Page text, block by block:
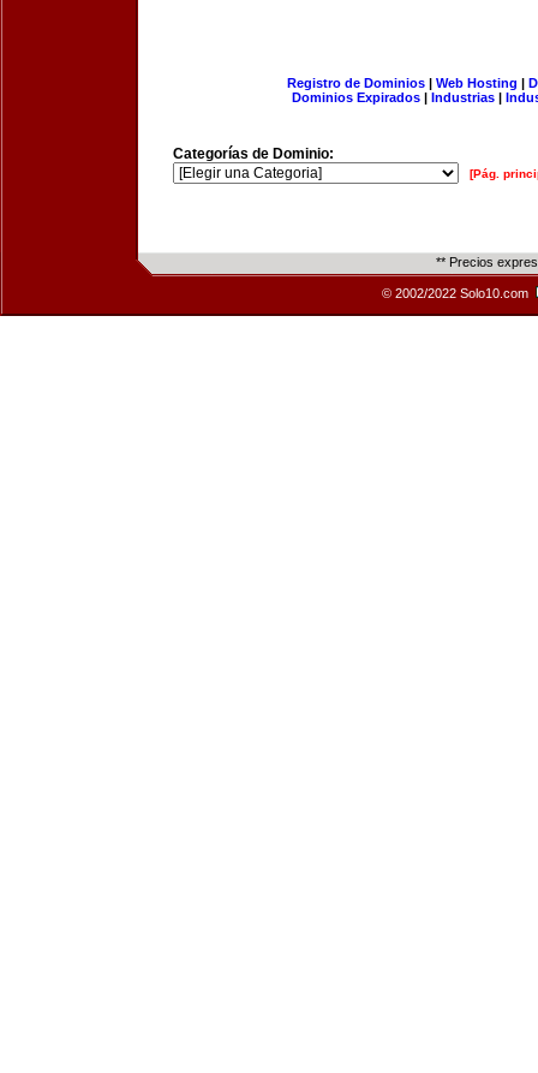
Registro de Dominios| Web Hosting |
Dominios Expirados | Industrias |
Categorías de Dominio:
[Pág.
** Precios
© 2002/2022 Solo10.com